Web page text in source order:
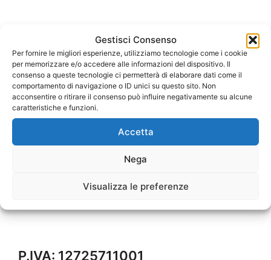
Gestisci Consenso
Per fornire le migliori esperienze, utilizziamo tecnologie come i cookie
per memorizzare e/o accedere alle informazioni del dispositivo. Il
consenso a queste tecnologie ci permetterà di elaborare dati come il
comportamento di navigazione o ID unici su questo sito. Non
acconsentire o ritirare il consenso può influire negativamente su alcune
caratteristiche e funzioni.
Accetta
Nega
Visualizza le preferenze
P.IVA: 12725711001